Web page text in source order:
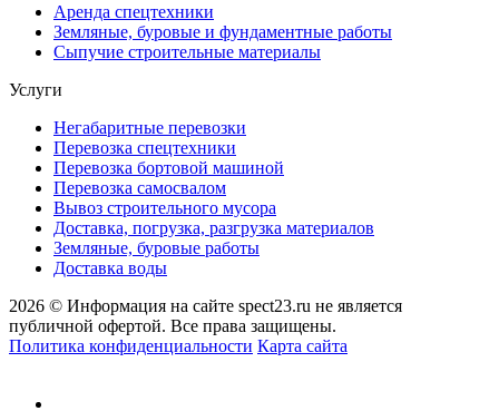
Аренда спецтехники
Земляные, буровые и фундаментные работы
Сыпучие строительные материалы
Услуги
Негабаритные перевозки
Перевозка спецтехники
Перевозка бортовой машиной
Перевозка самосвалом
Вывоз строительного мусора
Доставка, погрузка, разгрузка материалов
Земляные, буровые работы
Доставка воды
2026 © Информация на сайте spect23.ru не является
публичной офертой. Все права защищены.
Политика конфиденциальности Карта сайта